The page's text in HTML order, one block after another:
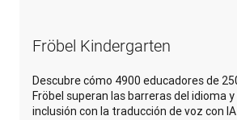
Fröbel Kindergarten
Descubre cómo 4900 educadores de
Fröbel superan las barreras del idioma
inclusión con la traducción de voz con